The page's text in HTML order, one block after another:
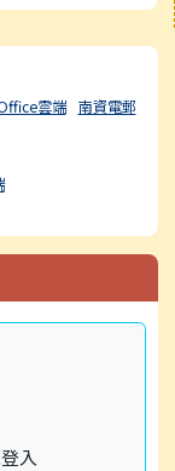
雲端 南資電郵
入